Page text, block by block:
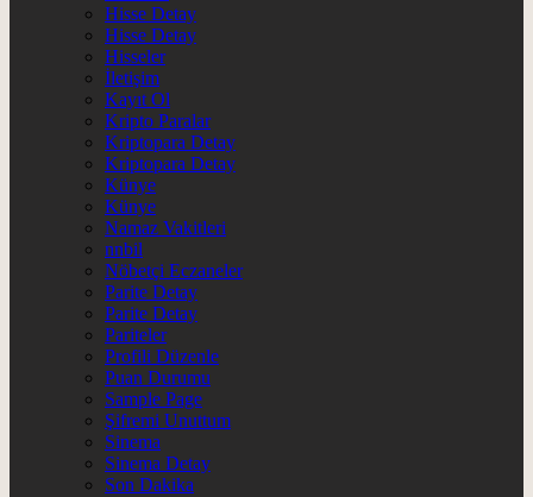
Hisse Detay
Hisse Detay
Hisseler
İletişim
Kayıt Ol
Kripto Paralar
Kriptopara Detay
Kriptopara Detay
Künye
Künye
Namaz Vakitleri
nnbil
Nöbetçi Eczaneler
Parite Detay
Parite Detay
Pariteler
Profili Düzenle
Puan Durumu
Sample Page
Şifremi Unuttum
Sinema
Sinema Detay
Son Dakika